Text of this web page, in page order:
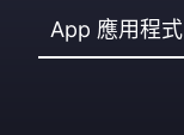
App 應用程式